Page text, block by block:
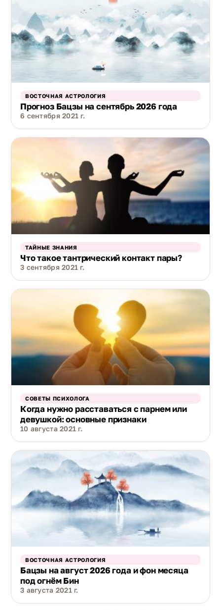
ВОСТОЧНАЯ АСТРОЛОГИЯ
Прогноз Бацзы на сентябрь 2026 года
6 сентября 2021 г.
ТАЙНЫЕ ЗНАНИЯ
Что такое тантрический контакт пары?
3 сентября 2021 г.
СОВЕТЫ ПСИХОЛОГА
Когда нужно расставаться с парнем или
девушкой: основные признаки
10 августа 2021 г.
ВОСТОЧНАЯ АСТРОЛОГИЯ
Бацзы на август 2026 года и фон месяца
под огнём Бин
3 августа 2021 г.